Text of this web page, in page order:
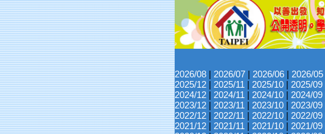
2026/08 | 2026/07 | 2026/06 | 2026/05
2025/12 | 2025/11 | 2025/10 | 2025/09
2024/12 | 2024/11 | 2024/10 | 2024/09
2023/12 | 2023/11 | 2023/10 | 2023/09
2022/12 | 2022/11 | 2022/10 | 2022/09
2021/12 | 2021/11 | 2021/10 | 2021/09